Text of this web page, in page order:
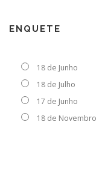
ENQUETE
18 de Junho
18 de Julho
17 de Junho
18 de Novembro